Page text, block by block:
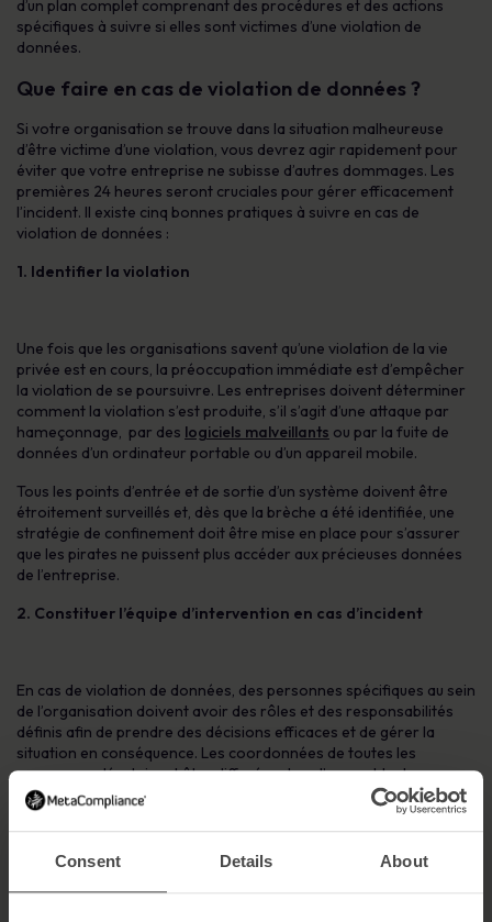
Consent Details About
d’un plan complet comprenant des procédures et des actions
spécifiques à suivre si elles sont victimes d’une violation de
données.
Que faire en cas de violation de données ?
Si votre organisation se trouve dans la situation malheureuse
d’être victime d’une violation, vous devrez agir rapidement pour
éviter que votre entreprise ne subisse d’autres dommages. Les
premières 24 heures seront cruciales pour gérer efficacement
l’incident. Il existe cinq bonnes pratiques à suivre en cas de
violation de données :
1. Identifier la violation
Une fois que les organisations savent qu’une violation de la vie
privée est en cours, la préoccupation immédiate est d’empêcher
la violation de se poursuivre. Les entreprises doivent déterminer
comment la violation s’est produite, s’il s’agit d’une attaque par
hameçonnage, par des logiciels malveillants ou par la fuite de
données d’un ordinateur portable ou d’un appareil mobile.
Tous les points d’entrée et de sortie d’un système doivent être
étroitement surveillés et, dès que la brèche a été identifiée, une
stratégie de confinement doit être mise en place pour s’assurer
que les pirates ne puissent plus accéder aux précieuses données
de l’entreprise.
2. Constituer l’équipe d’intervention en cas d’incident
En cas de violation de données, des personnes spécifiques au sein
de l’organisation doivent avoir des rôles et des responsabilités
définis afin de prendre des décisions efficaces et de gérer la
situation en conséquence. Les coordonnées de toutes les
personnes clés doivent être diffusées dans l’ensemble de
l’organisation, afin que tous les membres du personnel sachent
qui contacter en cas de violation de données.
incident.Si la
violation est étendue, il peut être nécessaire de désigner des
experts externes pour évaluer les dommages.
3. Communiquer avec toutes les parties concernées